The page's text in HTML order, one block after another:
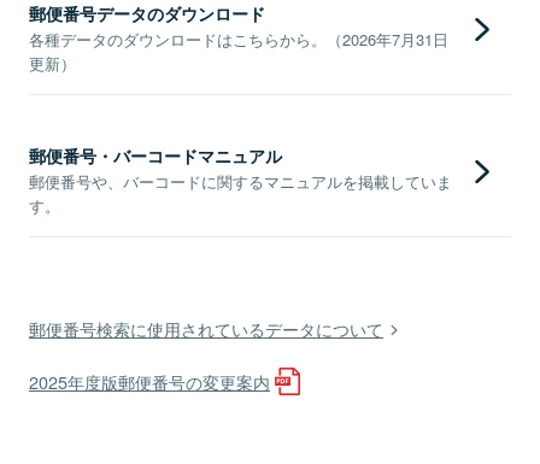
郵便番号データのダウンロード
各種データのダウンロードはこちらから。（2026年7月31日
更新）
郵便番号・バーコードマニュアル
郵便番号や、バーコードに関するマニュアルを掲載していま
す。
郵便番号検索に使用されているデータについて
2025年度版郵便番号の変更案内